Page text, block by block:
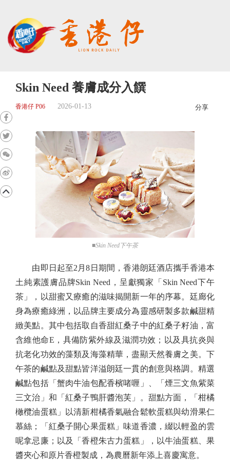
Skin Need 養膚成分入饌
香港仔 P06 2026-01-13 分享
■Skin Need下午茶
由即日起至2月8日期間，香港朗廷酒店攜手香港本
土純素護膚品牌Skin Need，呈獻獨家「Skin Need下午
茶」，以甜蜜又療癒的滋味揭開新一年的序幕。廷廊化
身為療癒綠洲，以品牌主要成分為靈感研製多款鹹甜精
緻美點。其中包括取自香甜紅桑子中的紅桑子籽油，富
含維他命E，具備防紫外線及滋潤功效；以及具抗炎與
抗老化功效的藻類及海藻精華，盡顯天然養膚之美。下
午茶的鹹點及甜點皆洋溢朗廷一貫的創意與格調。精選
鹹點包括「蟹肉牛油包配香檳啫喱」、「煙三文魚紫菜
三文治」和「紅桑子鴨肝醬泡芙」。甜點方面，「柑橘
橄欖油蛋糕」以清新柑橘香氣融合鬆軟蛋糕與幼滑果仁
慕絲；「紅桑子開心果蛋糕」味道香濃，綴以輕盈的雲
呢拿忌廉；以及「香橙朱古力蛋糕」，以牛油蛋糕、果
醬夾心和原片香橙製成，為農曆新年添上喜慶寓意。